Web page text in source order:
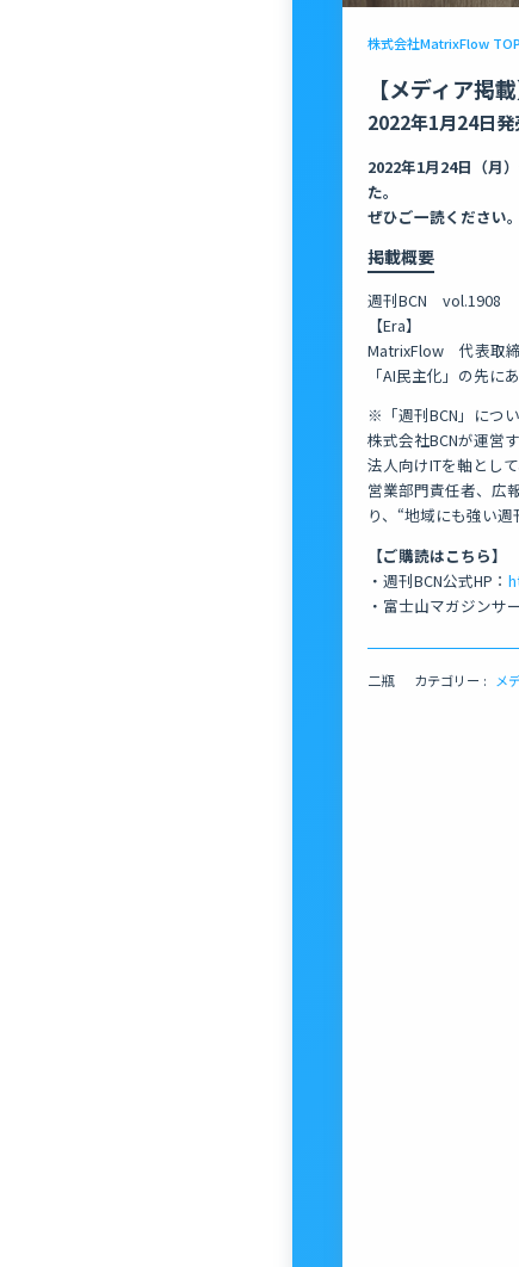
株式会社MatrixFlow TOP
【メディア掲
2022年1月24日
2022年1月24日（月
た。
ぜひご一読ください。
掲載概要
週刊BCN vol.1908
【Era】
MatrixFlow 代表取
「AI民主化」の先に
※「週刊BCN」につ
株式会社BCNが運営
法人向けITを軸とし
営業部門責任者、広
り、“地域にも強い週
【ご購読はこちら】
・週刊BCN公式HP：
・富士山マガジンサ
二瓶 カテゴリー : メ